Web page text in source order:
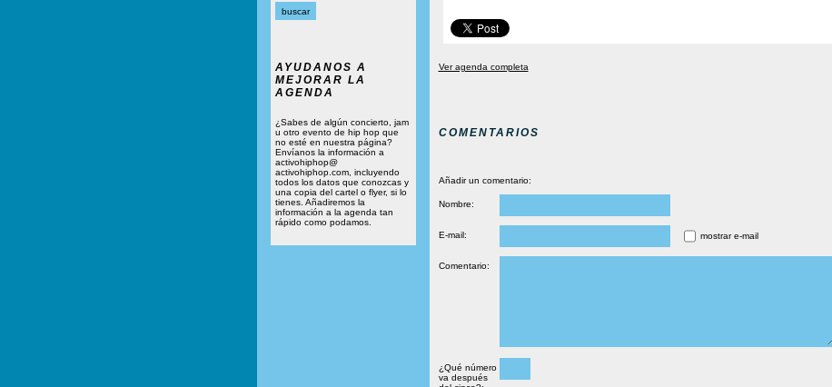
AYUDANOS A
MEJORAR LA
AGENDA
¿Sabes de algún concierto, jam
u otro evento de hip hop que
no esté en nuestra página?
Envíanos la información a
activohiphop@
activohiphop.com, incluyendo
todos los datos que conozcas y
una copia del cartel o flyer, si lo
tienes. Añadiremos la
información a la agenda tan
rápido como podamos.
Ver agenda completa
COMENTARIOS
Añadir un comentario:
Nombre:
E-mail: mostrar e-mail
Comentario:
¿Qué número
va después